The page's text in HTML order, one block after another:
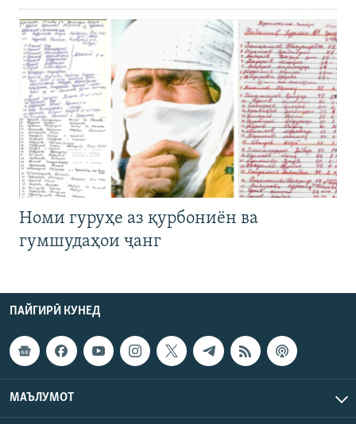
Номи гуруҳе аз қурбониён ва
гумшудаҳои ҷанг
ПАЙГИРӢ КУНЕД
МАЪЛУМОТ